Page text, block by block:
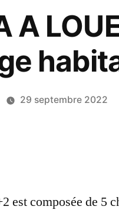
A
29 septembre 2022
est composée de 5